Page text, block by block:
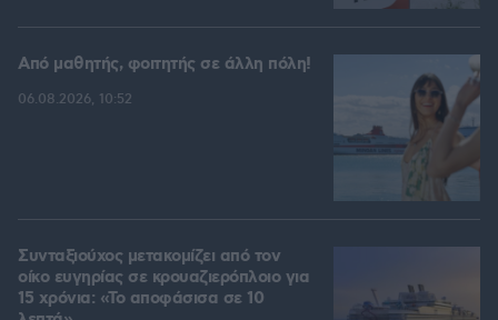
Από μαθητής, φοιτητής σε άλλη πόλη!
06.08.2026, 10:52
Συνταξιούχος μετακομίζει από τον
οίκο ευγηρίας σε κρουαζιερόπλοιο για
15 χρόνια: «Το αποφάσισα σε 10